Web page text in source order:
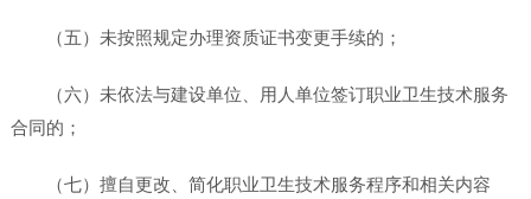
（五）未按照规定办理资质证书变更手续的；
（六）未依法与建设单位、用人单位签订职业卫生技术服务
合同的；
（七）擅自更改、简化职业卫生技术服务程序和相关内容